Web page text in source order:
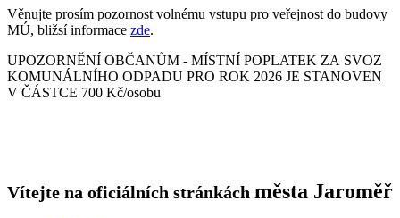
Věnujte prosím pozornost volnému vstupu pro veřejnost do budovy
MÚ, bližsí informace zde.
UPOZORNĚNÍ OBČANŮM - MÍSTNÍ POPLATEK ZA SVOZ
KOMUNÁLNÍHO ODPADU PRO ROK 2026 JE STANOVEN
V ČÁSTCE 700 Kč/osobu
Vítejte na oficiálních stránkách města Jaroměř